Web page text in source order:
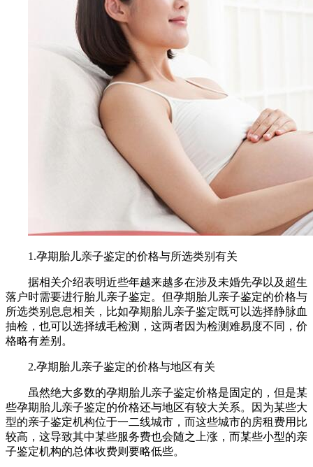
1.孕期胎儿亲子鉴定的价格与所选类别有关
据相关介绍表明近些年越来越多在涉及未婚先孕以及超生
落户时需要进行胎儿亲子鉴定。但孕期胎儿亲子鉴定的价格与
所选类别息息相关，比如孕期胎儿亲子鉴定既可以选择静脉血
抽检，也可以选择绒毛检测，这两者因为检测难易度不同，价
格略有差别。
2.孕期胎儿亲子鉴定的价格与地区有关
虽然绝大多数的孕期胎儿亲子鉴定价格是固定的，但是某
些孕期胎儿亲子鉴定的价格还与地区有较大关系。因为某些大
型的亲子鉴定机构位于一二线城市，而这些城市的房租费用比
较高，这导致其中某些服务费也会随之上涨，而某些小型的亲
子鉴定机构的总体收费则要略低些。